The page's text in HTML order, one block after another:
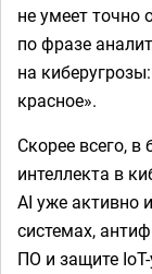
не умеет точно
по фразе
на
красное».
Скорее всего,
интеллекта в
AI уже активно
системах,
ПО и защите